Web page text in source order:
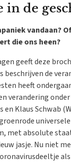
in de
vandaan?
die ons heen?
geeft deze
beschrijven de
heeft
verandering
en Klaus Schwab
met absolute
jasje. Nu niet